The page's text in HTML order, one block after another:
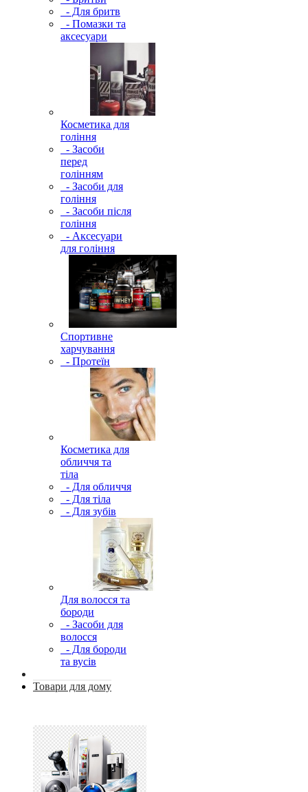
- Для бритв
- Помазки та
аксесуари
Косметика для
гоління
- Засоби
перед
голінням
- Засоби для
гоління
- Засоби після
гоління
- Аксесуари
для гоління
Спортивне
харчування
- Протеїн
Косметика для
обличчя та
тіла
- Для обличчя
- Для тіла
- Для зубів
Для волосся та
бороди
- Засоби для
волосся
- Для бороди
та вусів
Товари для дому